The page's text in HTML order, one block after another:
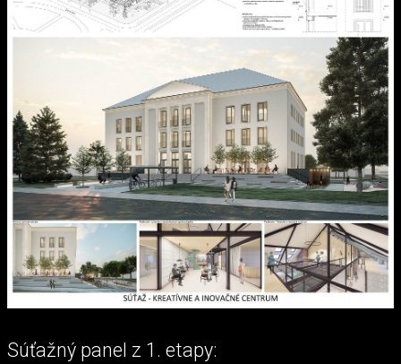
Súťažný panel z 1. etapy: